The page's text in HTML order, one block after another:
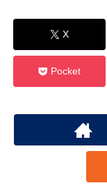
X
Pocket